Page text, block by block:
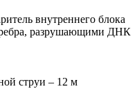
внутреннего блока
разрушающими ДНК
струи – 12 м